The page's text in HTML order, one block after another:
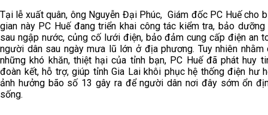
Tại lễ xuất quân, ông Nguyễn Đại Phúc, Giám đốc PC Huế cho
gian này PC Huế đang triển khai công tác kiểm tra, bảo
sau ngập nước, củng cố lưới điện, bảo đảm cung cấp điện an
người dân sau ngày mưa lũ lớn ở địa phương. Tuy nhiên nhằm
những khó khăn, thiệt hại của tỉnh bạn, PC Huế đã phát huy
đoàn kết, hỗ trợ, giúp tỉnh Gia Lai khôi phục hệ thống điện hư
ảnh hưởng bão số 13 gây ra để người dân nơi đây sớm ổn
sống.